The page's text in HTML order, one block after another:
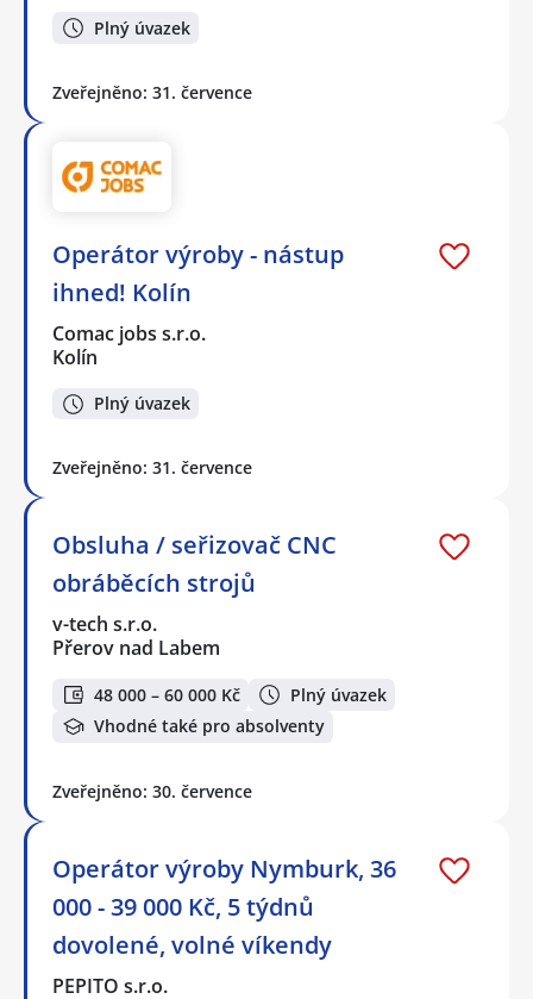
Plný úvazek
Zveřejněno: 31. července
Operátor výroby - nástup
ihned! Kolín
Comac jobs s.r.o.
Kolín
Plný úvazek
Zveřejněno: 31. července
Obsluha / seřizovač CNC
obráběcích strojů
v-tech s.r.o.
Přerov nad Labem
48 000 – 60 000 Kč
Plný úvazek
Vhodné také pro absolventy
Zveřejněno: 30. července
Operátor výroby Nymburk, 36
000 - 39 000 Kč, 5 týdnů
dovolené, volné víkendy
PEPITO s.r.o.